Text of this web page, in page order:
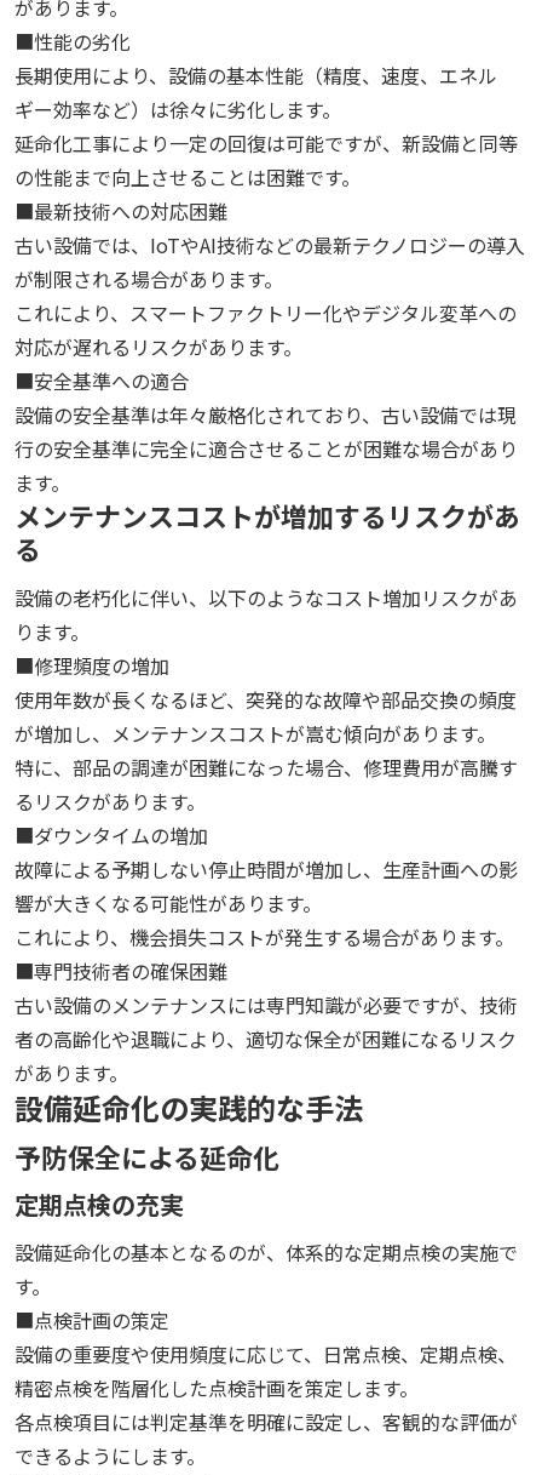
があります。
■性能の劣化
長期使用により、設備の基本性能（精度、速度、エネル
ギー効率など）は徐々に劣化します。
延命化工事により一定の回復は可能ですが、新設備と同等
の性能まで向上させることは困難です。
■最新技術への対応困難
古い設備では、IoTやAI技術などの最新テクノロジーの導入
が制限される場合があります。
これにより、スマートファクトリー化やデジタル変革への
対応が遅れるリスクがあります。
■安全基準への適合
設備の安全基準は年々厳格化されており、古い設備では現
行の安全基準に完全に適合させることが困難な場合があり
ます。
メンテナンスコストが増加するリスクがあ
る
設備の老朽化に伴い、以下のようなコスト増加リスクがあ
ります。
■修理頻度の増加
使用年数が長くなるほど、突発的な故障や部品交換の頻度
が増加し、メンテナンスコストが嵩む傾向があります。
特に、部品の調達が困難になった場合、修理費用が高騰す
るリスクがあります。
■ダウンタイムの増加
故障による予期しない停止時間が増加し、生産計画への影
響が大きくなる可能性があります。
これにより、機会損失コストが発生する場合があります。
■専門技術者の確保困難
古い設備のメンテナンスには専門知識が必要ですが、技術
者の高齢化や退職により、適切な保全が困難になるリスク
があります。
設備延命化の実践的な手法
予防保全による延命化
定期点検の充実
設備延命化の基本となるのが、体系的な定期点検の実施で
す。
■点検計画の策定
設備の重要度や使用頻度に応じて、日常点検、定期点検、
精密点検を階層化した点検計画を策定します。
各点検項目には判定基準を明確に設定し、客観的な評価が
できるようにします。